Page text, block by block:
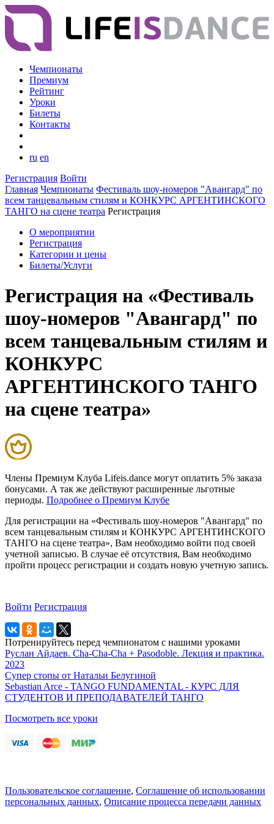
Чемпионаты
Премиум
Рейтинг
Уроки
Билеты
Контакты
ru en
Регистрация Войти
Главная Чемпионаты Фестиваль шоу-номеров "Авангард" по
всем танцевальным стилям и КОНКУРС АРГЕНТИНСКОГО
ТАНГО на сцене театра Регистрация
О мероприятии
Регистрация
Категории и цены
Билеты/Услуги
Регистрация на «Фестиваль
шоу-номеров "Авангард" по
всем танцевальным стилям и
КОНКУРС
АРГЕНТИНСКОГО ТАНГО
на сцене театра»
Члены Премиум Клуба Lifeis.dance могут оплатить 5% заказа
бонусами. А так же действуют расширенные льготные
периоды. Подробнее о Премиум Клубе
Для регистрации на «Фестиваль шоу-номеров "Авангард" по
всем танцевальным стилям и КОНКУРС АРГЕНТИНСКОГО
ТАНГО на сцене театра», Вам необходимо войти под своей
учетной записью. В случае её отсутствия, Вам необходимо
пройти процесс регистрации и создать новую учетную запись.
Войти Регистрация
Потренируйтесь перед чемпионатом с нашими уроками
Руслан Айдаев. Cha-Cha-Cha + Pasodoble. Лекция и практика.
2023
Супер стопы от Натальи Белугиной
Sebastian Arce - TANGO FUNDAMENTAL - КУРС ДЛЯ
СТУДЕНТОВ И ПРЕПОДАВАТЕЛЕЙ ТАНГО
Посмотреть все уроки
Пользовательское соглашение, Соглашение об использовании
персональных данных, Описание процесса передачи данных